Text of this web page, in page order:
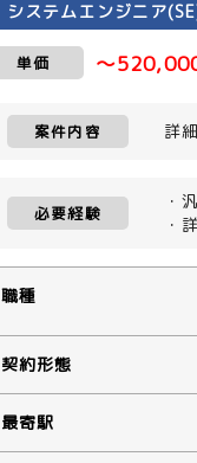
システムエンジニア
単価 ～
案件内容 詳
必要経験
・
・
職種
契約形態
最寄駅